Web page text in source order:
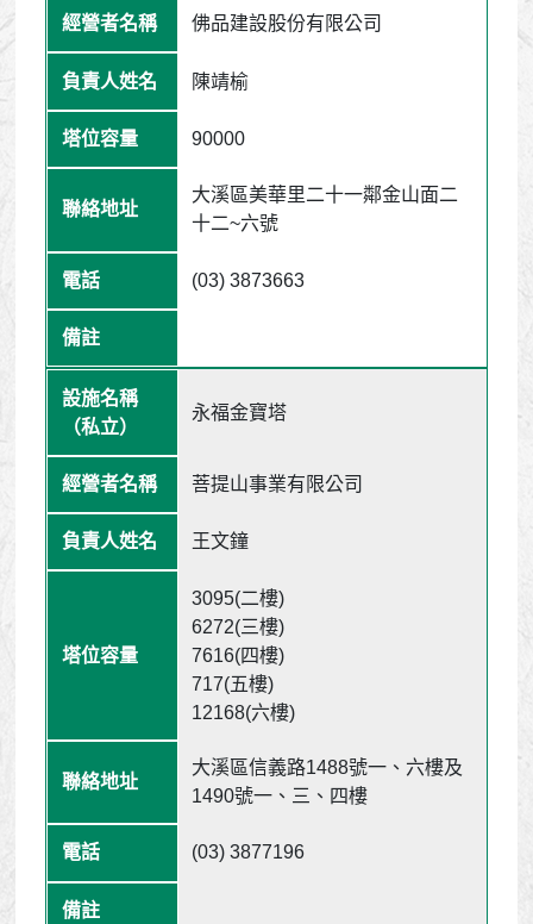
佛品建設股份有限公司
陳靖榆
90000
大溪區美華里二十一鄰金山面二
十二~六號
(03) 3873663
永福金寶塔
菩提山事業有限公司
王文鐘
3095(二樓)
6272(三樓)
7616(四樓)
717(五樓)
12168(六樓)
大溪區信義路1488號一、六樓及
1490號一、三、四樓
(03) 3877196